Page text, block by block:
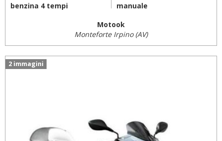
benzina 4 tempi manuale
Motook
Monteforte Irpino (AV)
2 immagini